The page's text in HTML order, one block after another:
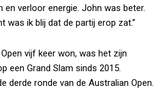
verloor energie. John was beter.
was ik blij dat de partij erop zat.”
vijf keer won, was het zijn
een Grand Slam sinds 2015.
derde ronde van de Australian Open.